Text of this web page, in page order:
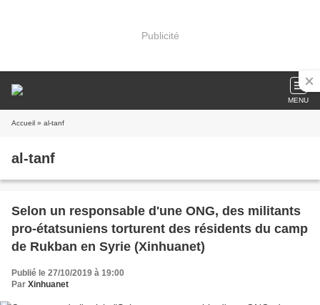
Publicité
MENU
Accueil » al-tanf
al-tanf
Selon un responsable d'une ONG, des militants
pro-étatsuniens torturent des résidents du camp
de Rukban en Syrie (Xinhuanet)
Publié le 27/10/2019 à 19:00
Par Xinhuanet